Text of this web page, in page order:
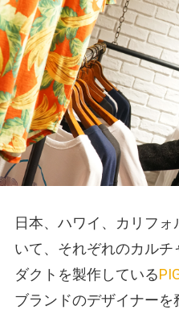
日本、ハワイ、カリフ
いて、それぞれのカル
ダクトを製作している
ブランドのデザイナーを